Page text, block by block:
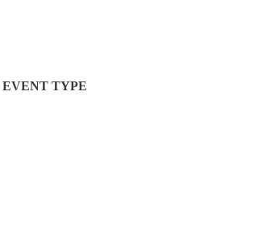
EVENT TYPE